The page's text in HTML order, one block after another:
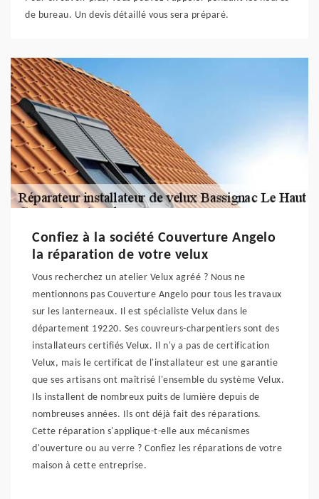
de bureau. Un devis détaillé vous sera préparé.
Confiez à la société Couverture Angelo
la réparation de votre velux
Vous recherchez un atelier Velux agréé ? Nous ne
mentionnons pas Couverture Angelo pour tous les travaux
sur les lanterneaux. Il est spécialiste Velux dans le
département 19220. Ses couvreurs-charpentiers sont des
installateurs certifiés Velux. Il n'y a pas de certification
Velux, mais le certificat de l'installateur est une garantie
que ses artisans ont maîtrisé l'ensemble du système Velux.
Ils installent de nombreux puits de lumière depuis de
nombreuses années. Ils ont déjà fait des réparations.
Cette réparation s'applique-t-elle aux mécanismes
d'ouverture ou au verre ? Confiez les réparations de votre
maison à cette entreprise.